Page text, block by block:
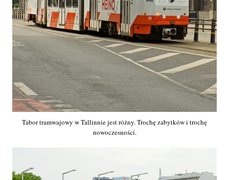
Tabor tramwajowy w Tallinnie jest różny. Trochę zabytków i trochę
nowoczesności.